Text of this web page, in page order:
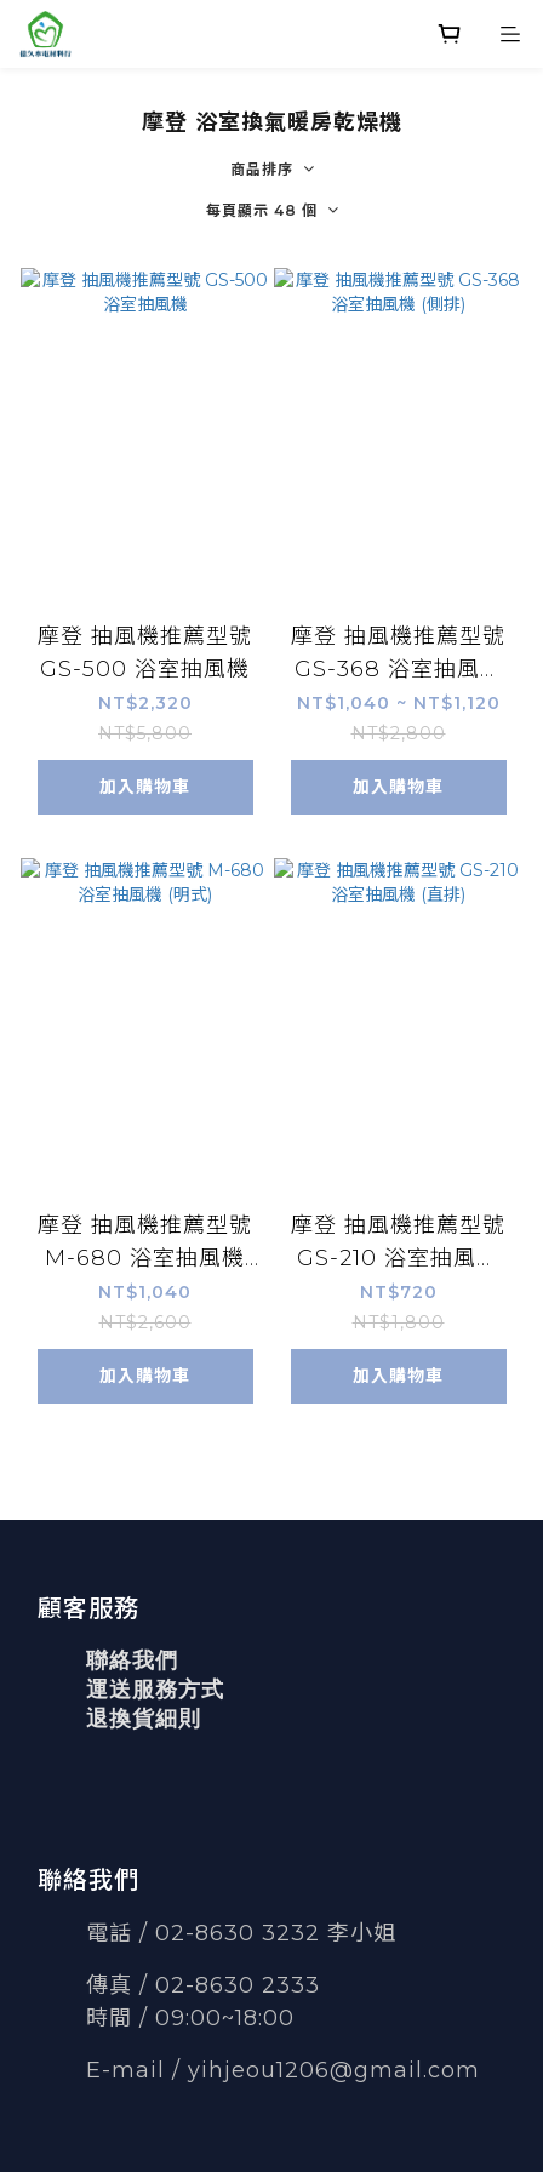
摩登 浴室換氣暖房乾燥機
商品排序
每頁顯示 48 個
摩登 抽風機推薦型號
GS-500 浴室抽風機
NT$2,320
NT$5,800
加入購物車
摩登 抽風機推薦型號
GS-368 浴室抽風機
(側排)
NT$1,040 ~ NT$1,120
NT$2,800
加入購物車
摩登 抽風機推薦型號
M-680 浴室抽風機
(明式)
NT$1,040
NT$2,600
加入購物車
摩登 抽風機推薦型號
GS-210 浴室抽風機
(直排)
NT$720
NT$1,800
加入購物車
顧客服務
聯絡我們
運送服務方式
退換貨細則
聯絡我們
電話 / 02-8630 3232 李小姐
傳真 / 02-8630 2333
時間 / 09:00~18:00
E-mail / yihjeou1206@gmail.com